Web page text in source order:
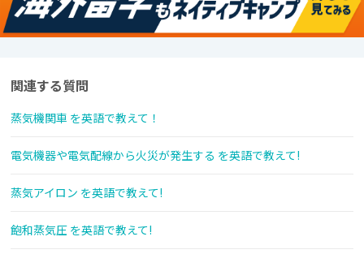
関連する質問
蒸気機関車 を英語で教えて！
電気機器や電気配線から火災が発生する を英語で教えて!
蒸気アイロン を英語で教えて!
飽和蒸気圧 を英語で教えて!